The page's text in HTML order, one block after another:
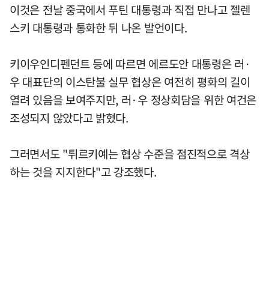
이것은 전날 중국에서 푸틴 대통령과 직접 만나고 젤렌
스키 대통령과 통화한 뒤 나온 발언이다.
키이우인디펜던트 등에 따르면 에르도안 대통령은 러·
우 대표단의 이스탄불 실무 협상은 여전히 평화의 길이
열려 있음을 보여주지만, 러·우 정상회담을 위한 여건은
조성되지 않았다고 밝혔다.
그러면서도 "튀르키예는 협상 수준을 점진적으로 격상
하는 것을 지지한다"고 강조했다.